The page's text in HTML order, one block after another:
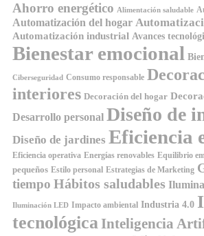
Ahorro energético Alimentación saludable
Automatización del hogar
Automatización industrial Avances
Bienestar emocional
Ciberseguridad Consumo responsable
interiores Decoración del hogar
Desarrollo personal Diseño de
Diseño de jardines Eficiencia
Eficiencia operativa Energías renovables Equilibrio
pequeños Estilo personal Estrategias de Marketing
tiempo Hábitos saludables
Iluminación LED Impacto ambiental Industria 4.0
tecnológica Inteligencia